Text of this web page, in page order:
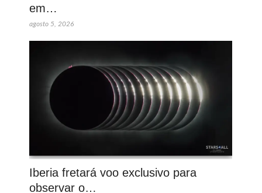
em…
agosto 5, 2026
Iberia fretará voo exclusivo para
observar o…